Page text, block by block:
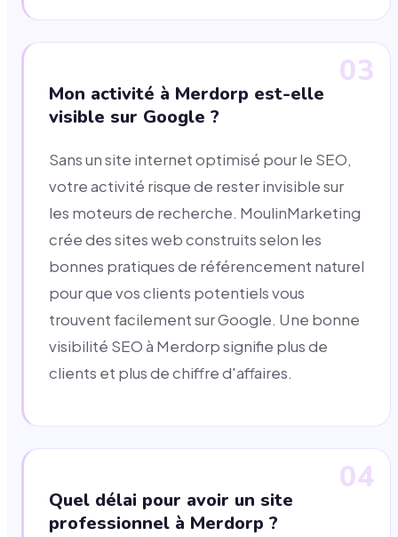
03
Mon activité à Merdorp est-elle
visible sur Google ?
Sans un site internet optimisé pour le SEO,
votre activité risque de rester invisible sur
les moteurs de recherche. MoulinMarketing
crée des sites web construits selon les
bonnes pratiques de référencement naturel
pour que vos clients potentiels vous
trouvent facilement sur Google. Une bonne
visibilité SEO à Merdorp signifie plus de
clients et plus de chiffre d'affaires.
04
Quel délai pour avoir un site
professionnel à Merdorp ?